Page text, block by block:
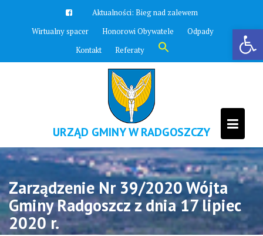
Otwórz pasek narzędzi
Aktualności: Bieg nad zalewem
Wirtualny spacer
Honorowi Obywatele
Odpady
Kontakt
Referaty Search
for:
Search Button
URZĄD GMINY W RADGOSZCZY
Zarządzenie Nr 39/2020 Wójta
Gminy Radgoszcz z dnia 17 lipiec
2020 r.